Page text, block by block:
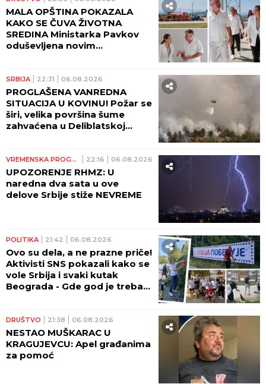
MALA OPŠTINA POKAZALA
KAKO SE ČUVA ŽIVOTNA
SREDINA Ministarka Pavkov
oduševljena novim
SRBIJA 22:31 06.08.2026
PROGLAŠENA VANREDNA
SITUACIJA U KOVINU! Požar se
širi, velika površina šume
zahvaćena u Deliblatskoj
VREMENSKA PROGNOZA 22:16 06.08.2026
UPOZORENJE RHMZ: U
naredna dva sata u ove
delove Srbije stiže NEVREME
POLITIKA 21:42 06.08.2026
Ovo su dela, a ne prazne priče!
Aktivisti SNS pokazali kako se
vole Srbija i svaki kutak
Beograda - Gde god je trebalo
DRUŠTVO 21:38 06.08.2026
NESTAO MUŠKARAC U
KRAGUJEVCU: Apel građanima
za pomoć